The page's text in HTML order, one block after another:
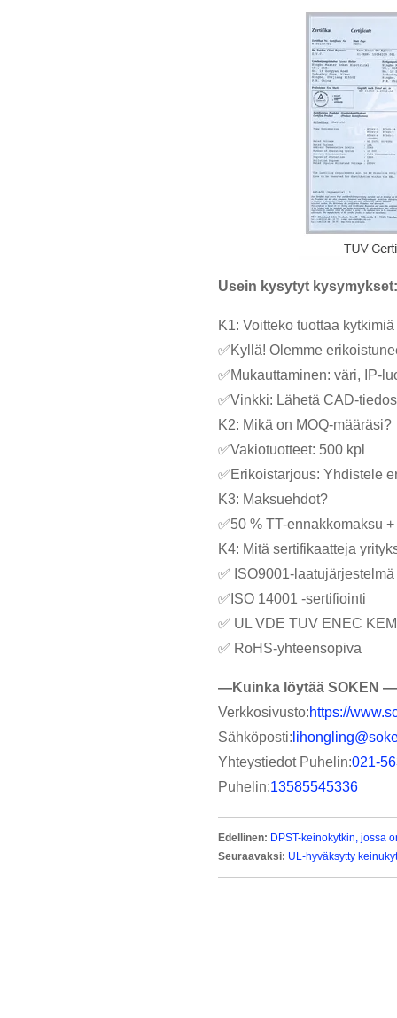
Usein kysytyt kysymykset:
K1: Voitteko tuottaa
✅Kyllä! Olemme
✅Mukauttaminen: väri, IP-
✅Vinkki: Lähetä CAD-
K2: Mikä on MOQ-määräsi?
✅Vakiotuotteet: 500 kpl
✅Erikoistarjous: Yhdistele
K3: Maksuehdot?
✅50 % TT-ennakkomaksu
K4: Mitä sertifikaatteja
✅ ISO9001-laatujärjestelmä
✅ISO 14001 -sertifiointi
✅ UL VDE TUV ENEC
✅ RoHS-yhteensopiva
—Kuinka löytää SOKEN —
Verkkosivusto:https://
Sähköposti:
Yhteystiedot Puhelin:021-
Puhelin:13585545336
Edellinen: DPST-keinokytkin, jossa
Seuraavaksi: UL-hyväksytty